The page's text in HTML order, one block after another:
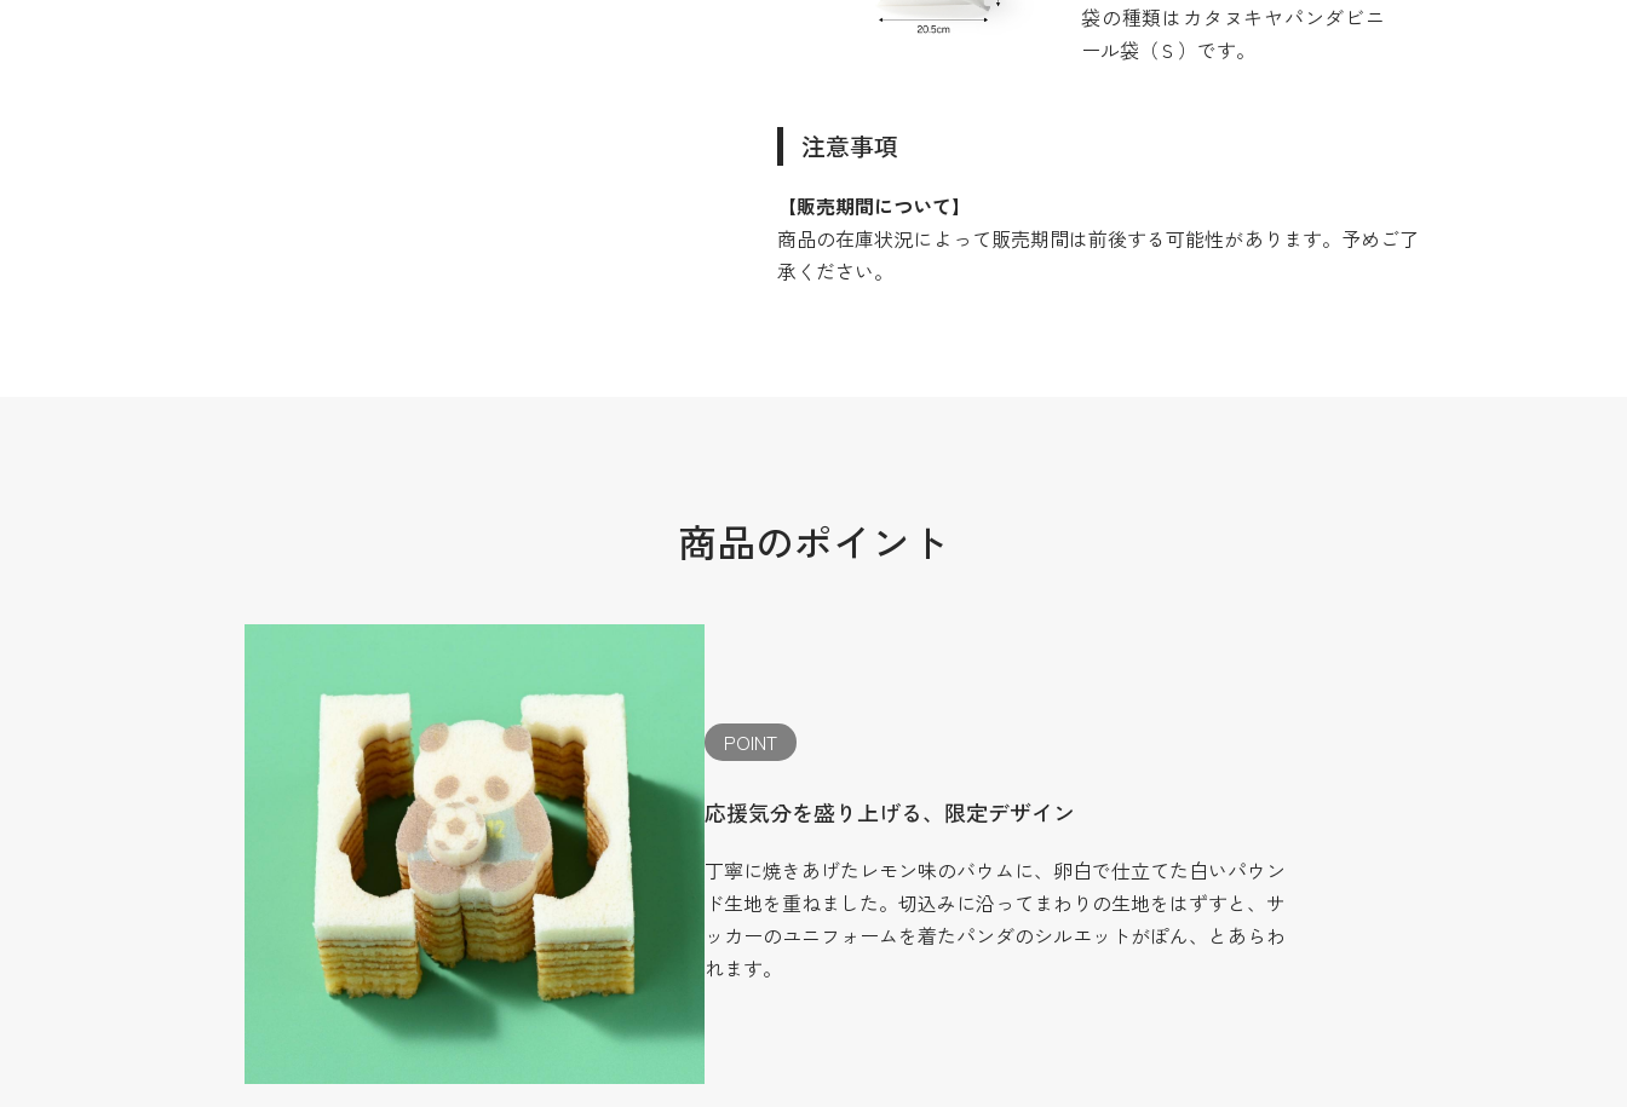
袋の種類はカタヌキヤパンダビニ
ール袋（Ｓ）です。
注意事項
【販売期間について】
商品の在庫状況によって販売期間は前後する可能性があります。予めご了
承ください。
商品のポイント
POINT
応援気分を盛り上げる、限定デザイン
丁寧に焼きあげたレモン味のバウムに、卵白で仕立てた白いパウン
ド生地を重ねました。切込みに沿ってまわりの生地をはずすと、サ
ッカーのユニフォームを着たパンダのシルエットがぽん、とあらわ
れます。